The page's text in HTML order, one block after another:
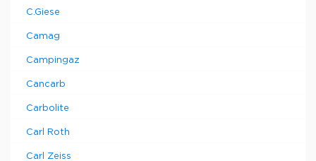
C.Giese
Camag
Campingaz
Cancarb
Carbolite
Carl Roth
Carl Zeiss